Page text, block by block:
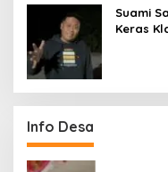
Suami
Keras
Info Desa